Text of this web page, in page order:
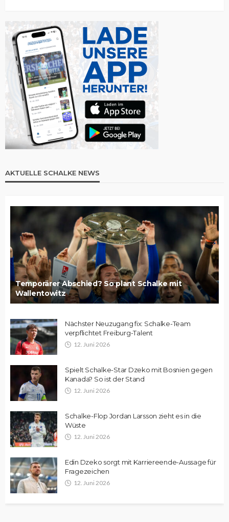
AKTUELLE SCHALKE NEWS
Temporärer Abschied? So plant Schalke mit
Wallentowitz
Nächster Neuzugang fix: Schalke-Team
verpflichtet Freiburg-Talent
12. Juni 2026
Spielt Schalke-Star Dzeko mit Bosnien gegen
Kanada? So ist der Stand
12. Juni 2026
Schalke-Flop Jordan Larsson zieht es in die
Wüste
12. Juni 2026
Edin Dzeko sorgt mit Karriereende-Aussage für
Fragezeichen
12. Juni 2026